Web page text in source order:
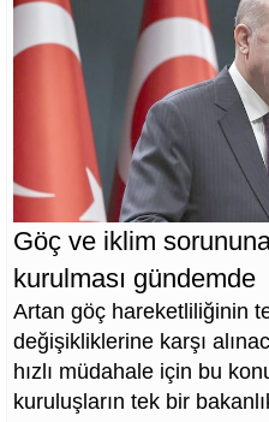
Göç ve iklim
kurulması gündemde
Artan göç hareketliliğinin
değişikliklerine karşı
hızlı müdahale için bu
kuruluşların tek bir